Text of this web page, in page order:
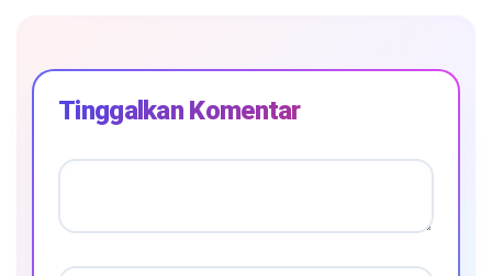
Tinggalkan Komentar